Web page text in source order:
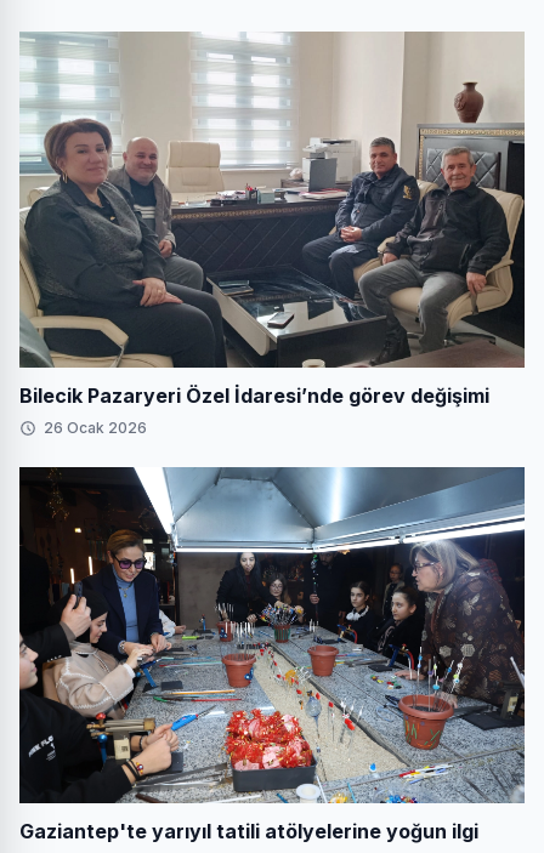
Bilecik Pazaryeri Özel İdaresi’nde görev değişimi
26 Ocak 2026
Gaziantep'te yarıyıl tatili atölyelerine yoğun ilgi